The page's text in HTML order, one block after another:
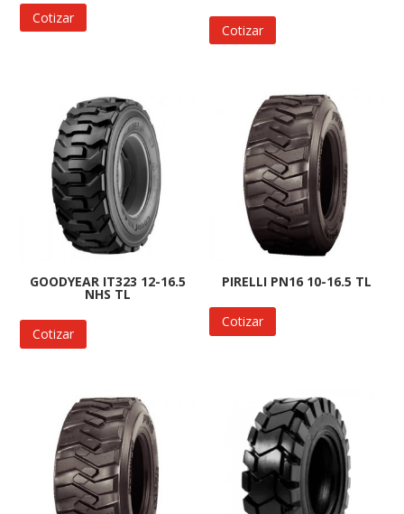
Cotizar
Cotizar
GOODYEAR IT323 12-16.5
NHS TL
Cotizar
PIRELLI PN16 10-16.5 TL
Cotizar